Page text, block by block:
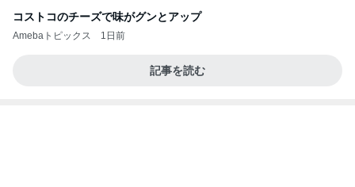
コストコのチーズで味がグンとアップ
Amebaトピックス 1日前
記事を読む